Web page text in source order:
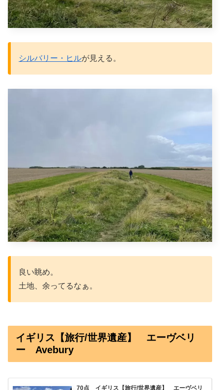
シルバリー・ヒルが見える。
良い眺め。
土地、余ってるなぁ。
イギリス【旅行/世界遺産】 エーヴベリ
ー Avebury
70点 イギリス【旅行/世界遺産】 エーヴベリ